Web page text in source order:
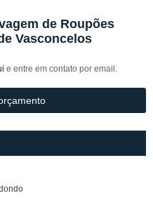
de Roupões
Vasconcelos
e entre em contato por email.